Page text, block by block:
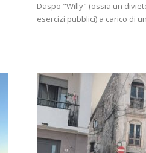
Daspo "Willy" (ossia un
esercizi pubblici) a carico di